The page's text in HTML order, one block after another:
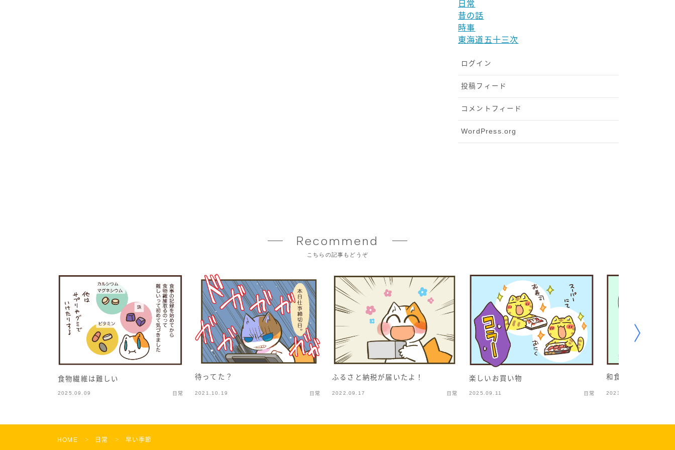
日常
昔の話
時事
東海道五十三次
ログイン
投稿フィード
コメントフィード
WordPress.org
Recommend
こちらの記事もどうぞ
食物繊維は難しい
2025.09.09 日常
待ってた？
2021.10.19 日常
ふるさと納税が届いたよ！
2022.09.17 日常
楽しいお買い物
2025.09.11 日常
和食がいいってこ
2023.10.17
HOME ＞ 日常 ＞ 早い季節